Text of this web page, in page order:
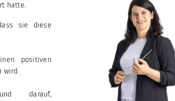
hatte.
sie diese
positiven
wird.
darauf,